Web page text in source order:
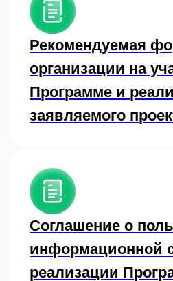
ресурсами общества с
ограниченной
ответственностью «Центр
технологического
Архив
развития проектов
технологического
идеи к продукту»
от 18 мая 2026 г.